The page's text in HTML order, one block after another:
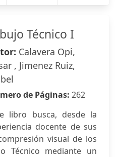
Técnico I
Calavera Opi,
, Jimenez Ruiz,
de Páginas: 262
libro busca, desde la
docente de sus
visual de los
Técnico mediante un